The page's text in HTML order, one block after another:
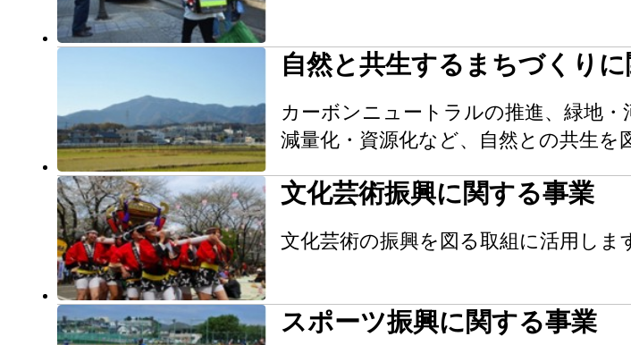
自然と共生するまちづくり
カーボンニュートラルの推進、緑地
減量化・資源化など、自然との共生を
文化芸術振興に関する事業
文化芸術の振興を図る取組に活用しま
スポーツ振興に関する事業